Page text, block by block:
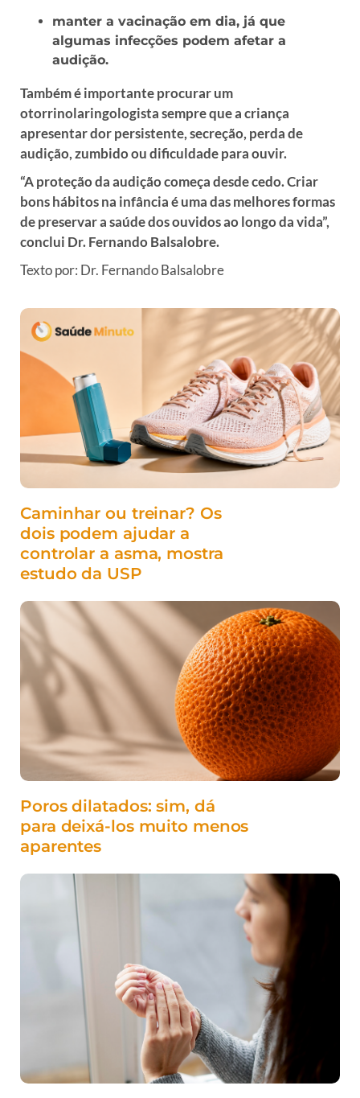
manter a vacinação em dia, já que
algumas infecções podem afetar a
audição.
Também é importante procurar um
otorrinolaringologista sempre que a criança
apresentar dor persistente, secreção, perda de
audição, zumbido ou dificuldade para ouvir.
“A proteção da audição começa desde cedo. Criar
bons hábitos na infância é uma das melhores formas
de preservar a saúde dos ouvidos ao longo da vida”,
conclui Dr. Fernando Balsalobre.
Texto por: Dr. Fernando Balsalobre
Caminhar ou treinar? Os
dois podem ajudar a
controlar a asma, mostra
estudo da USP
Poros dilatados: sim, dá
para deixá-los muito menos
aparentes